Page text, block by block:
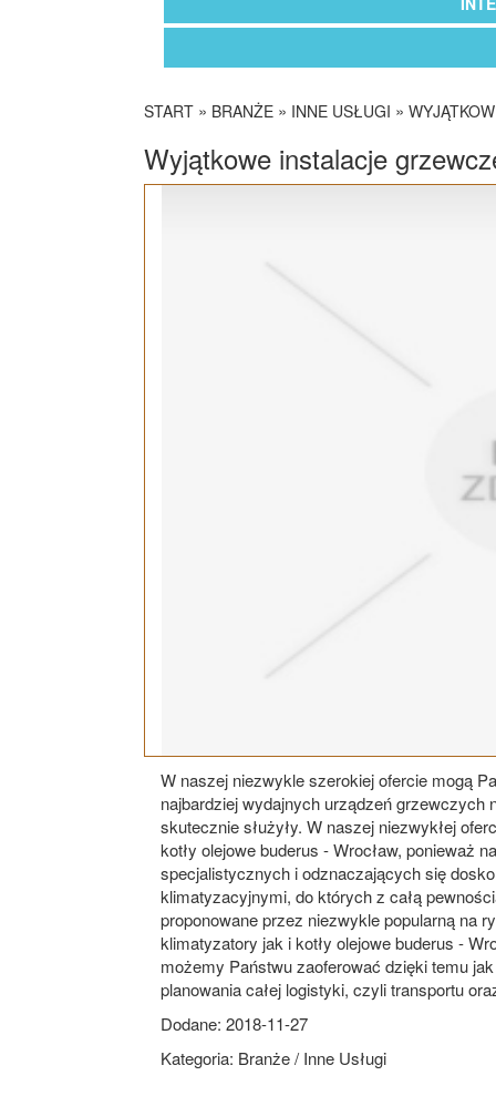
START » BRANŻE » INNE USŁUGI »
Wyjątkowe instalacje
W naszej niezwykle szerokiej ofercie mogą
najbardziej wydajnych urządzeń
skutecznie służyły. W naszej niezwykłej
kotły olejowe buderus - Wrocław, ponieważ
specjalistycznych i odznaczających się
klimatyzacyjnymi, do których z całą
proponowane przez niezwykle popularną na
klimatyzatory jak i kotły olejowe buderus -
możemy Państwu zaoferować dzięki temu
planowania całej logistyki, czyli transportu
Dodane: 2018-11-27
Kategoria: Branże / Inne Usługi